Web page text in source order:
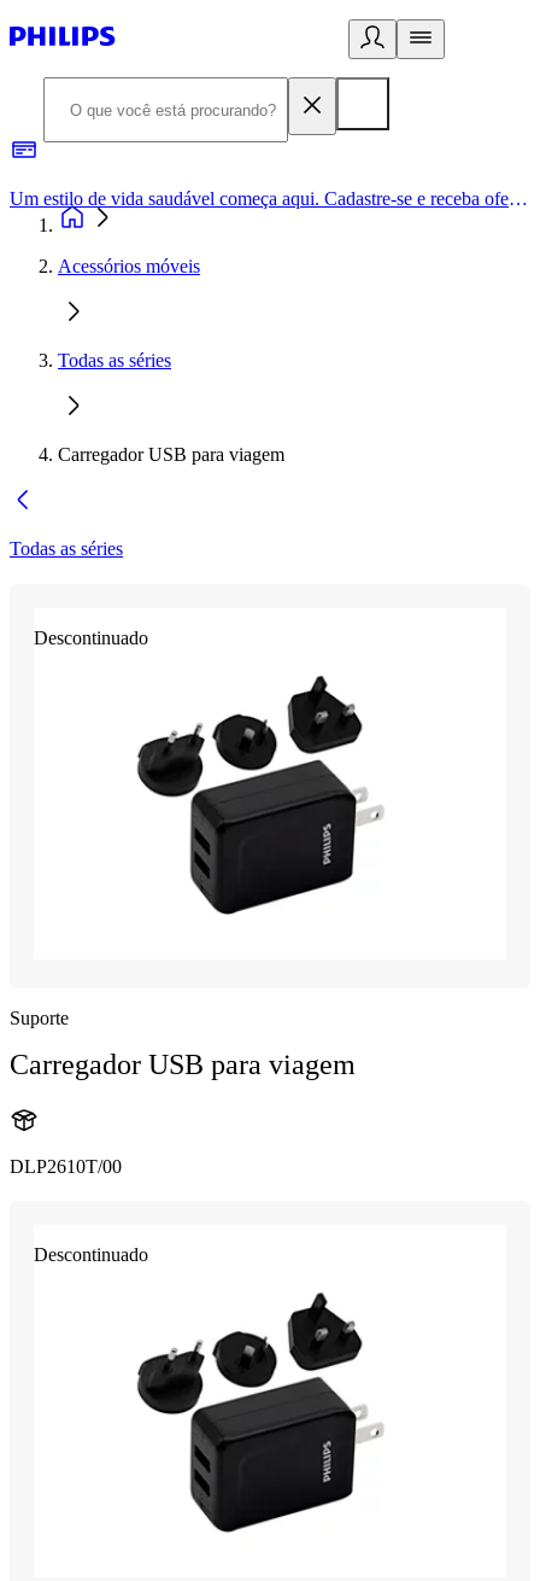
Um estilo de vida saudável começa aqui. Cadastre-se e receba ofertas exclusivas.
Acessórios móveis
Todas as séries
Carregador USB para viagem
Todas as séries
Descontinuado
Suporte
Carregador USB para viagem
DLP2610T/00
Descontinuado